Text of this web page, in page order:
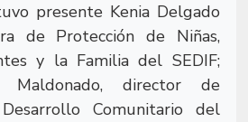
presente Kenia Delgado
de Protección de Niñas,
y la Familia del SEDIF;
Maldonado, director de
Comunitario del